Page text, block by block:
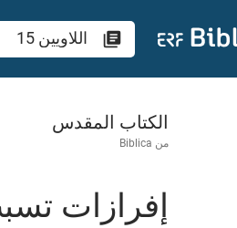
اللاويين 15
الكتاب المقدس
من Biblica
إفرازات